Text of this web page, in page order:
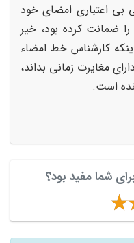
اعتباری امضای خود
ضمانت کرده بود، خیر
کارشناس خط امضاء
مغایرت زمانی بداند،
است.
شما مفید بود؟